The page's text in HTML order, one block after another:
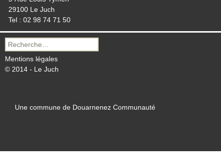
29100 Le Juch
Tel : 02 98 74 71 50
Recherche
pour :
Mentions légales
© 2014 - Le Juch
Une commune de Douarnenez Communauté